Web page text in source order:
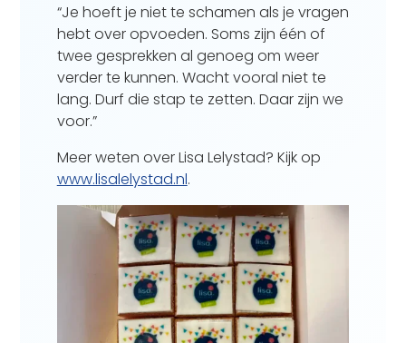
“Je hoeft je niet te schamen als je vragen
hebt over opvoeden. Soms zijn één of
twee gesprekken al genoeg om weer
verder te kunnen. Wacht vooral niet te
lang. Durf die stap te zetten. Daar zijn we
voor.”
Meer weten over Lisa Lelystad? Kijk op
www.lisalelystad.nl.